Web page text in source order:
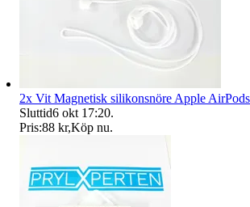
2x Vit Magnetisk silikonsnöre Apple
Sluttid6 okt 17:20.
Pris:88 kr,Köp nu.